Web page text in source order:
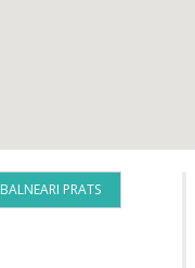
BALNEARI PRATS